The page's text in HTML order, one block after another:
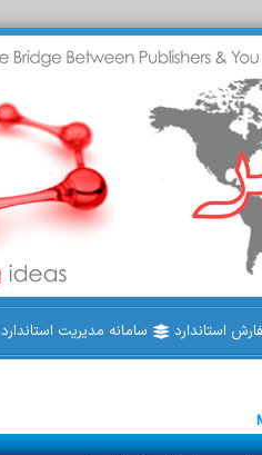
استاندارد سامانه مدیریت استاندارد